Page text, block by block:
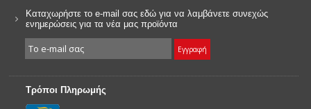
Καταχωρήστε το e-mail σας εδώ για να λαμβάνετε συνεχώς
ενημερώσεις για τα νέα μας προϊόντα
Τρόποι Πληρωμής